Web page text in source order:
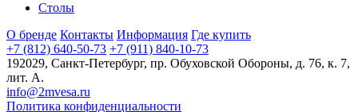
Столы
О бренде Контакты Информация Где купить
+7 (812) 640-50-73 +7 (911) 840-10-73
192029, Санкт-Петербург, пр. Обуховской Обороны, д. 76, к. 7,
лит. А.
info@2mvesa.ru
Политика конфиденциальности